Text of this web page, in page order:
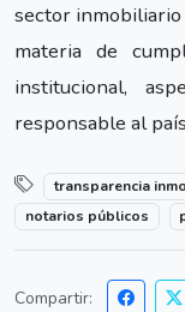
sector inmobiliario
materia de
institucional,
responsable al
transparencia
notarios públicos
Compartir: